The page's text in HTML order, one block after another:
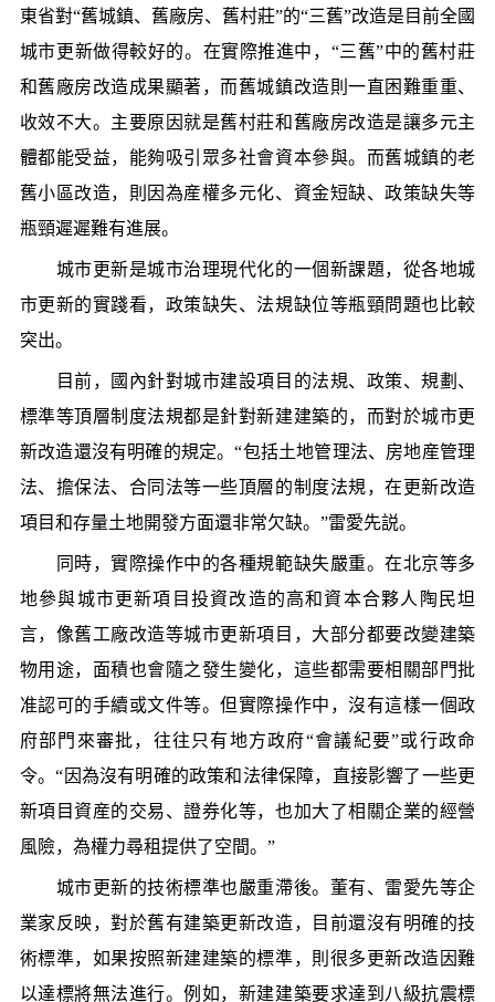
東省對“舊城鎮、舊廠房、舊村莊”的“三舊”改造是目前全國
城市更新做得較好的。在實際推進中，“三舊”中的舊村莊
和舊廠房改造成果顯著，而舊城鎮改造則一直困難重重、
收效不大。主要原因就是舊村莊和舊廠房改造是讓多元主
體都能受益，能夠吸引眾多社會資本參與。而舊城鎮的老
舊小區改造，則因為産權多元化、資金短缺、政策缺失等
瓶頸遲遲難有進展。
城市更新是城市治理現代化的一個新課題，從各地城
市更新的實踐看，政策缺失、法規缺位等瓶頸問題也比較
突出。
目前，國內針對城市建設項目的法規、政策、規劃、
標準等頂層制度法規都是針對新建建築的，而對於城市更
新改造還沒有明確的規定。“包括土地管理法、房地産管理
法、擔保法、合同法等一些頂層的制度法規，在更新改造
項目和存量土地開發方面還非常欠缺。”雷愛先説。
同時，實際操作中的各種規範缺失嚴重。在北京等多
地參與城市更新項目投資改造的高和資本合夥人陶民坦
言，像舊工廠改造等城市更新項目，大部分都要改變建築
物用途，面積也會隨之發生變化，這些都需要相關部門批
准認可的手續或文件等。但實際操作中，沒有這樣一個政
府部門來審批，往往只有地方政府“會議紀要”或行政命
令。“因為沒有明確的政策和法律保障，直接影響了一些更
新項目資産的交易、證券化等，也加大了相關企業的經營
風險，為權力尋租提供了空間。”
城市更新的技術標準也嚴重滯後。董有、雷愛先等企
業家反映，對於舊有建築更新改造，目前還沒有明確的技
術標準，如果按照新建建築的標準，則很多更新改造因難
以達標將無法進行。例如，新建建築要求達到八級抗震標